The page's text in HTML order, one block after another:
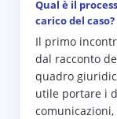
Qual è il
carico del caso?
Il primo
dal racconto
quadro
utile portare i